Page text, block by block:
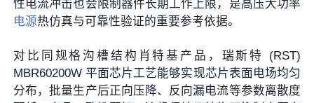
性电流冲击也会限制器件长期工作上限，是高压大功率
电源热仿真与可靠性验证的重要参考依据。
对比同规格沟槽结构肖特基产品，瑞斯特 (RST)
MBR60200W 平面芯片工艺能够实现芯片表面电场均匀
分布，批量生产后正向压降、反向漏电流等参数离散度